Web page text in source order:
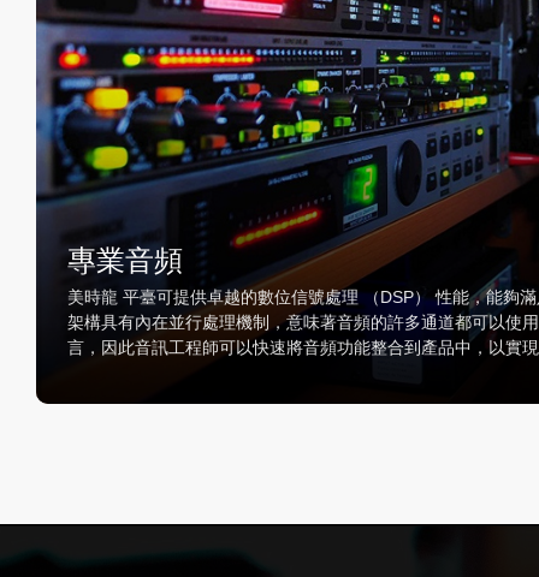
專業音頻
美時龍 平臺可提供卓越的數位信號處理 （DSP） 性能，能夠
架構具有內在並行處理機制，意味著音頻的許多通道都可以使
言，因此音訊工程師可以快速將音頻功能整合到產品中，以實